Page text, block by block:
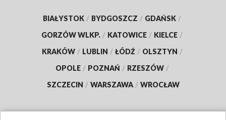
BIAŁYSTOK / BYDGOSZCZ / GDAŃSK /
GORZÓW WLKP. / KATOWICE / KIELCE /
KRAKÓW / LUBLIN / ŁÓDŹ / OLSZTYN /
OPOLE / POZNAŃ / RZESZÓW /
SZCZECIN / WARSZAWA / WROCŁAW